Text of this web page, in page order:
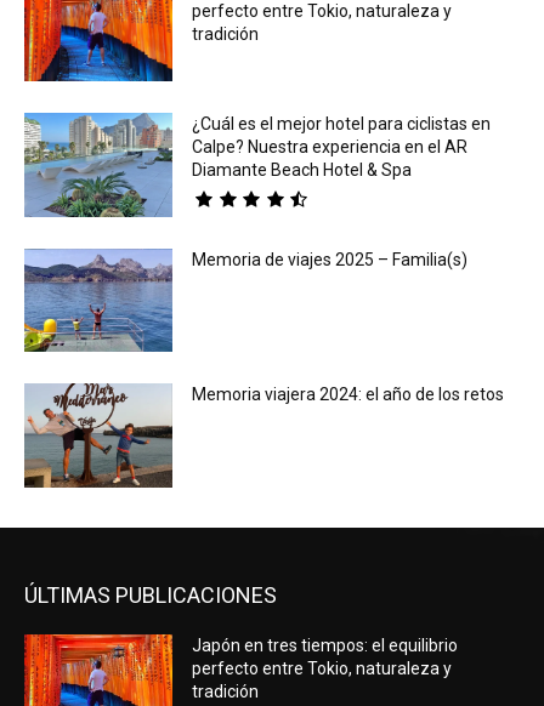
perfecto entre Tokio, naturaleza y
tradición
¿Cuál es el mejor hotel para ciclistas en
Calpe? Nuestra experiencia en el AR
Diamante Beach Hotel & Spa
Memoria de viajes 2025 – Familia(s)
Memoria viajera 2024: el año de los retos
ÚLTIMAS PUBLICACIONES
Japón en tres tiempos: el equilibrio
perfecto entre Tokio, naturaleza y
tradición